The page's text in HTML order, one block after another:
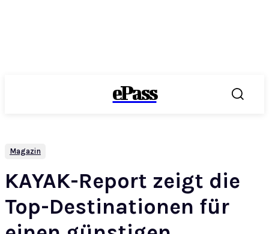
ePass
Magazin
KAYAK-Report zeigt die
Top-Destinationen für